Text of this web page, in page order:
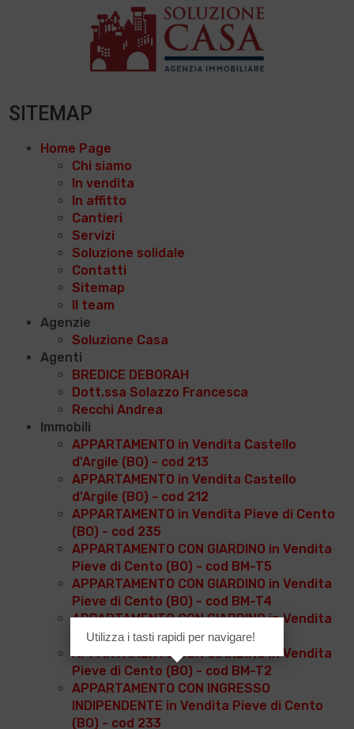
SITEMAP
Home Page
Chi siamo
In vendita
In affitto
Cantieri
Servizi
Soluzione solidale
Contatti
Sitemap
Il team
Agenzie
Soluzione Casa
Agenti
BREDICE DEBORAH
Dott.ssa Solazzo Francesca
Recchi Andrea
Immobili
APPARTAMENTO in Vendita Castello
d'Argile (BO) - cod 213
APPARTAMENTO in Vendita Castello
d'Argile (BO) - cod 212
APPARTAMENTO in Vendita Pieve di Cento
(BO) - cod 235
APPARTAMENTO CON GIARDINO in Vendita
Pieve di Cento (BO) - cod BM-T5
APPARTAMENTO CON GIARDINO in Vendita
Pieve di Cento (BO) - cod BM-T4
APPARTAMENTO CON GIARDINO in Vendita
Pieve di Cento (BO) - cod BM-T3
APPARTAMENTO CON GIARDINO in Vendita
Pieve di Cento (BO) - cod BM-T2
APPARTAMENTO CON INGRESSO
INDIPENDENTE in Vendita Pieve di Cento
(BO) - cod 233
Utilizza i tasti rapidi per navigare!